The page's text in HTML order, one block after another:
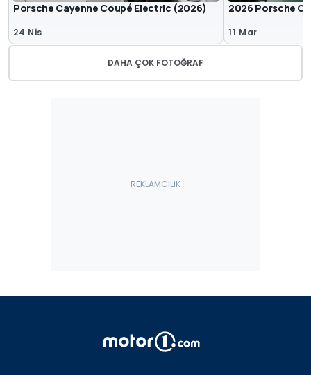
Porsche Cayenne Coupé Electric (2026)
24 Nis
2026 Porsche
11 Mar
DAHA ÇOK FOTOĞRAF